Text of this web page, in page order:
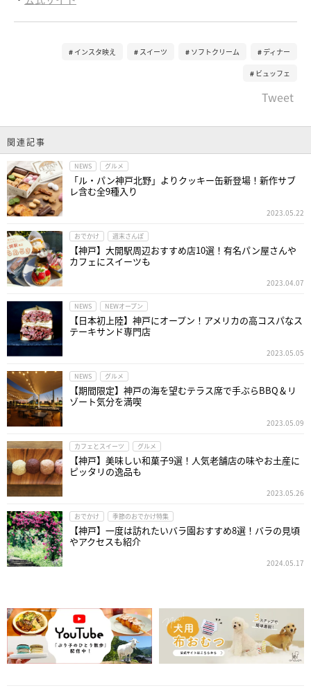
インスタ映え スイーツ ソフトクリーム ディナー
ビュッフェ
Tweet
関連記事
NEWS グルメ
「ル・パン神戸北野」よりクッキー缶新登場！新作サブ
レ含む全9種入り
2023.05.22
おでかけ 週末さんぽ
【神戸】大開駅周辺おすすめ店10選！有名パン屋さんや
カフェにスイーツも
2023.04.07
NEWS NEWオープン
【日本初上陸】神戸にオープン！アメリカの高コスパなス
テーキサンド専門店
2023.05.05
NEWS グルメ
【期間限定】神戸の海を望むテラス席で手ぶらBBQ＆リ
ゾート気分を満喫
2023.05.09
カフェとスイーツ グルメ
【神戸】美味しい和菓子9選！人気老舗店の味やお土産に
ピッタリの逸品も
2023.05.26
おでかけ 季節のおでかけ特集
【神戸】一度は訪れたいバラ園おすすめ8選！バラの見頃
やアクセスも紹介
2024.05.17